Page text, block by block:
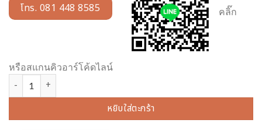
โทร. 081 448 8585 คลิ๊ก
หรือสแกนคิวอาร์โค้ดไลน์
จำนวน พระสีวลี เนื้ออัลลอยด์ พ่นทอง ขนาด 20 นิ้ว(วัดรอบเศียร) ความ
หยิบใส่ตะกร้า